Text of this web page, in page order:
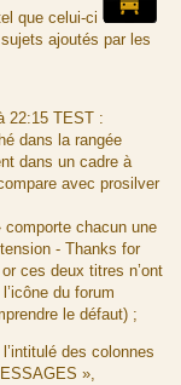
que celui-ci
ajoutés par les
22:15 TEST :
dans la rangée
dans un cadre à
avec prosilver
chacun une
- Thanks for
ces deux titres n’ont
du forum
le défaut) ;
l’intitulé des colonnes
»,